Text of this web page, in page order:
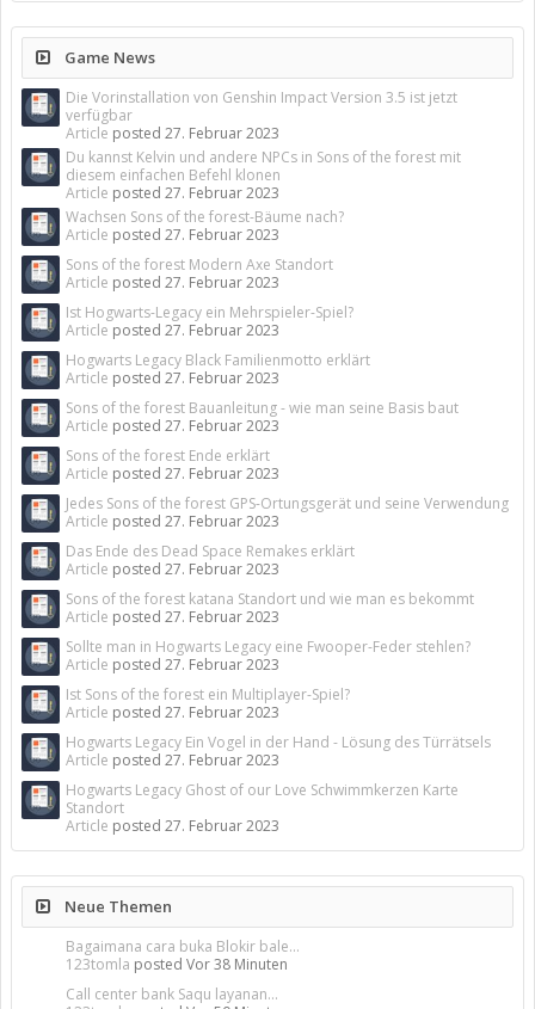
Game News
Die Vorinstallation von Genshin Impact Version 3.5 ist jetzt
verfügbar
Article posted 27. Februar 2023
Du kannst Kelvin und andere NPCs in Sons of the forest mit
diesem einfachen Befehl klonen
Article posted 27. Februar 2023
Wachsen Sons of the forest-Bäume nach?
Article posted 27. Februar 2023
Sons of the forest Modern Axe Standort
Article posted 27. Februar 2023
Ist Hogwarts-Legacy ein Mehrspieler-Spiel?
Article posted 27. Februar 2023
Hogwarts Legacy Black Familienmotto erklärt
Article posted 27. Februar 2023
Sons of the forest Bauanleitung - wie man seine Basis baut
Article posted 27. Februar 2023
Sons of the forest Ende erklärt
Article posted 27. Februar 2023
Jedes Sons of the forest GPS-Ortungsgerät und seine Verwendung
Article posted 27. Februar 2023
Das Ende des Dead Space Remakes erklärt
Article posted 27. Februar 2023
Sons of the forest katana Standort und wie man es bekommt
Article posted 27. Februar 2023
Sollte man in Hogwarts Legacy eine Fwooper-Feder stehlen?
Article posted 27. Februar 2023
Ist Sons of the forest ein Multiplayer-Spiel?
Article posted 27. Februar 2023
Hogwarts Legacy Ein Vogel in der Hand - Lösung des Türrätsels
Article posted 27. Februar 2023
Hogwarts Legacy Ghost of our Love Schwimmkerzen Karte
Standort
Article posted 27. Februar 2023
Neue Themen
Bagaimana cara buka Blokir bale...
123tomla posted Vor 38 Minuten
Call center bank Saqu layanan...